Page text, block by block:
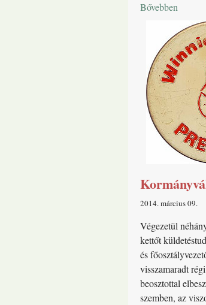
Bővebben
2014. március 09
Végezetül
kettőt
és
visszamaradt
beosztottal
szemben, az